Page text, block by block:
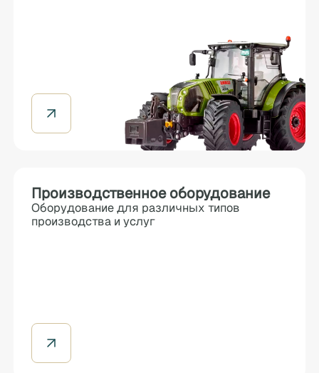
Производственное оборудование
Оборудование для различных типов
производства и услуг